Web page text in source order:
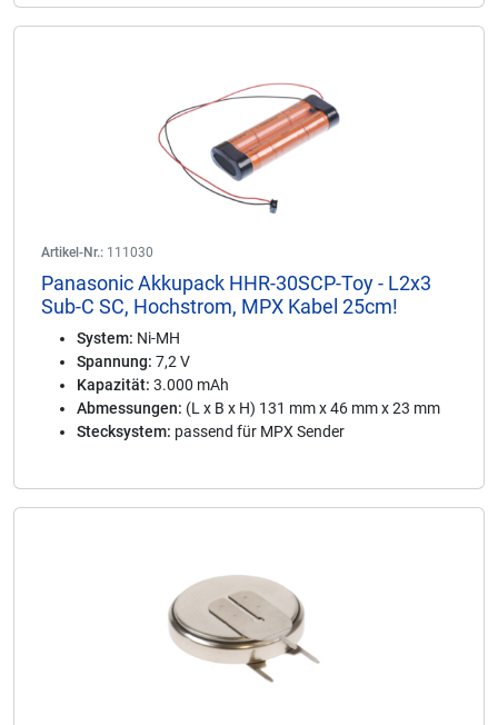
Artikel-Nr.: 111030
Panasonic Akkupack HHR-30SCP-Toy - L2x3
Sub-C SC, Hochstrom, MPX Kabel 25cm!
System: Ni-MH
Spannung: 7,2 V
Kapazität: 3.000 mAh
Abmessungen: (L x B x H) 131 mm x 46 mm x 23 mm
Stecksystem: passend für MPX Sender